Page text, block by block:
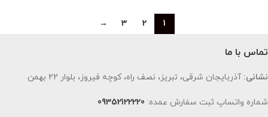
1
2
3
→
تماس با ما
نشانی: آذربایجان شرقی، تبریز، نصف راه، کوچه فیروز، بلوار 22 بهمن
شماره واتساپ ثبت سفارش عمده: 09352122220